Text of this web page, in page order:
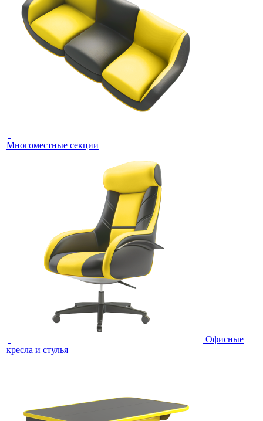
Многоместные секции
Офисные
кресла и стулья